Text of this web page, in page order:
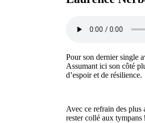
Pour son dernier single
Assumant ici son côté
d’espoir et de résilience.
Avec ce refrain des plus
rester collé aux tympans !